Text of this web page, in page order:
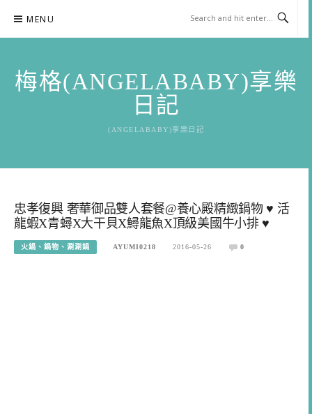
content
MENU
梅格(ANGELABABY)享樂
日記
(ANGELABABY)享樂日記
忠孝復興 奢華御品雙人套餐@養心殿精緻鍋物 ♥ 活
龍蝦X青蟳X大干貝X鱘龍魚X頂級美國牛小排 ♥
火鍋、鍋物、涮涮鍋 AYUMI0218 2016-05-26 0